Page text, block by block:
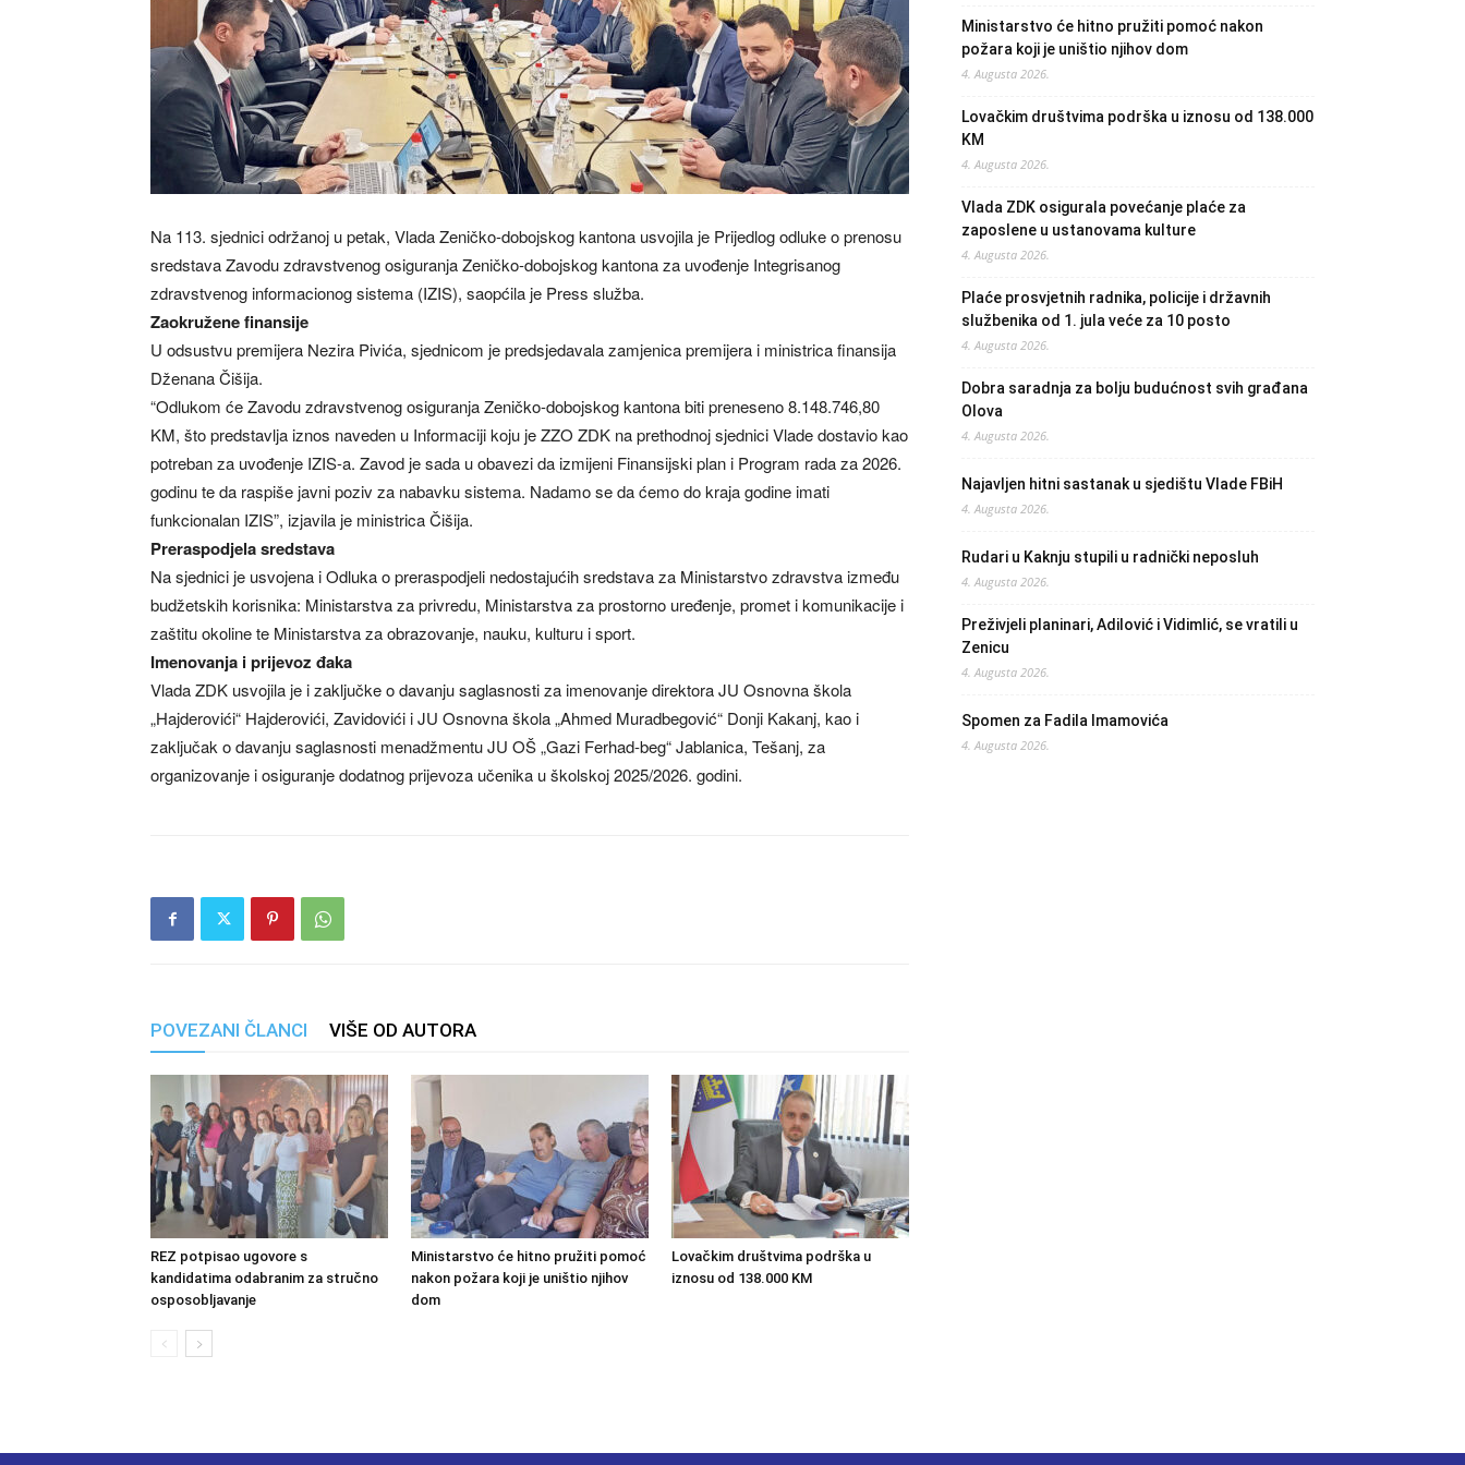
Na 113. sjednici održanoj u petak, Vlada Zeničko-dobojskog kantona usvojila je Prijedlog odluke o prenosu
sredstava Zavodu zdravstvenog osiguranja Zeničko-dobojskog kantona za uvođenje Integrisanog
zdravstvenog informacionog sistema (IZIS), saopćila je Press služba.
Zaokružene finansije
U odsustvu premijera Nezira Pivića, sjednicom je predsjedavala zamjenica premijera i ministrica finansija
Dženana Čišija.
“Odlukom će Zavodu zdravstvenog osiguranja Zeničko-dobojskog kantona biti preneseno 8.148.746,80
KM, što predstavlja iznos naveden u Informaciji koju je ZZO ZDK na prethodnoj sjednici Vlade dostavio kao
potreban za uvođenje IZIS-a. Zavod je sada u obavezi da izmijeni Finansijski plan i Program rada za 2026.
godinu te da raspiše javni poziv za nabavku sistema. Nadamo se da ćemo do kraja godine imati
funkcionalan IZIS”, izjavila je ministrica Čišija.
Preraspodjela sredstava
Na sjednici je usvojena i Odluka o preraspodjeli nedostajućih sredstava za Ministarstvo zdravstva između
budžetskih korisnika: Ministarstva za privredu, Ministarstva za prostorno uređenje, promet i komunikacije i
zaštitu okoline te Ministarstva za obrazovanje, nauku, kulturu i sport.
Imenovanja i prijevoz đaka
Vlada ZDK usvojila je i zaključke o davanju saglasnosti za imenovanje direktora JU Osnovna škola
„Hajderovići“ Hajderovići, Zavidovići i JU Osnovna škola „Ahmed Muradbegović“ Donji Kakanj, kao i
zaključak o davanju saglasnosti menadžmentu JU OŠ „Gazi Ferhad-beg“ Jablanica, Tešanj, za
organizovanje i osiguranje dodatnog prijevoza učenika u školskoj 2025/2026. godini.
POVEZANI ČLANCI VIŠE OD AUTORA
REZ potpisao ugovore s
kandidatima odabranim za stručno
osposobljavanje
Ministarstvo će hitno pružiti pomoć
nakon požara koji je uništio njihov
dom
Lovačkim društvima podrška u
iznosu od 138.000 KM
Ministarstvo će hitno pružiti pomoć nakon
požara koji je uništio njihov dom
4. Augusta 2026.
Lovačkim društvima podrška u iznosu od 138.000
KM
4. Augusta 2026.
Vlada ZDK osigurala povećanje plaće za
zaposlene u ustanovama kulture
4. Augusta 2026.
Plaće prosvjetnih radnika, policije i državnih
službenika od 1. jula veće za 10 posto
4. Augusta 2026.
Dobra saradnja za bolju budućnost svih građana
Olova
4. Augusta 2026.
Najavljen hitni sastanak u sjedištu Vlade FBiH
4. Augusta 2026.
Rudari u Kaknju stupili u radnički neposluh
4. Augusta 2026.
Preživjeli planinari, Adilović i Vidimlić, se vratili u
Zenicu
4. Augusta 2026.
Spomen za Fadila Imamovića
4. Augusta 2026.